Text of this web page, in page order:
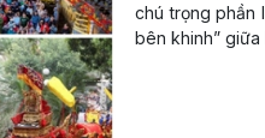
chú trọng phần
bên khinh” giữa